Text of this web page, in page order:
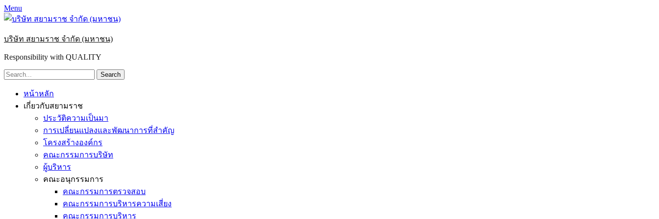
Menu
บริษัท สยามราช จำกัด (มหาชน)
Responsibility with QUALITY
Search
for:
Primary
Menu
Skip
content
หน้าหลัก
เกี่ยวกับสยามราช
ประวัติความเป็นมา
การเปลี่ยนแปลงและพัฒนาการที่สำคัญ
โครงสร้างองค์กร
คณะกรรมการบริษัท
ผู้บริหาร
คณะอนุกรรมการ
คณะกรรมการตรวจสอบ
คณะกรรมการบริหารความเสี่ยง
คณะกรรมการบริหาร